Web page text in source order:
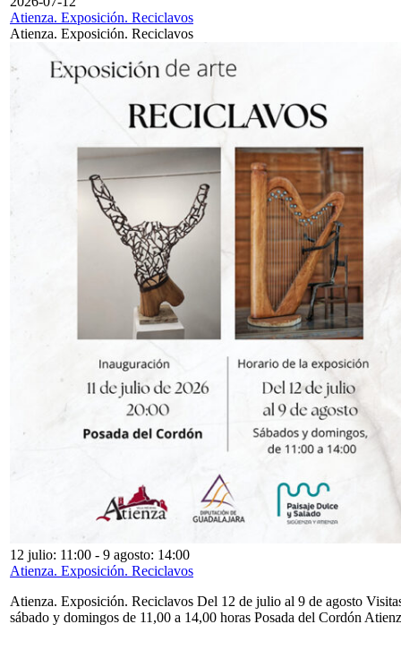
Atienza. Exposición. Reciclavos
Atienza. Exposición. Reciclavos
12 julio: 11:00 - 9 agosto: 14:00
Atienza. Exposición. Reciclavos
Atienza. Exposición. Reciclavos Del 12 de julio al 9 de agosto
sábado y domingos de 11,00 a 14,00 horas Posada del Cordón